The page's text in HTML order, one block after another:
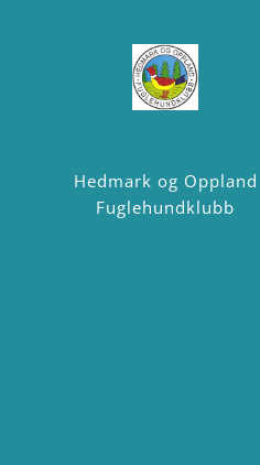
Hedmark og Oppland
Fuglehundklubb